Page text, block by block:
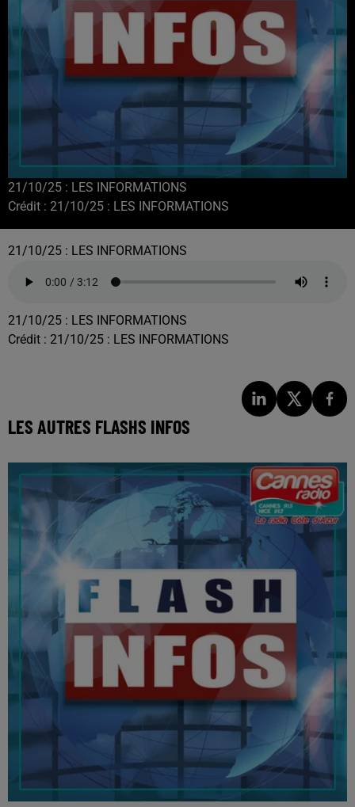
21/10/25 : LES INFORMATIONS
Crédit : 21/10/25 : LES INFORMATIONS
21/10/25 : LES INFORMATIONS
21/10/25 : LES INFORMATIONS
Crédit : 21/10/25 : LES INFORMATIONS
LES AUTRES FLASHS INFOS